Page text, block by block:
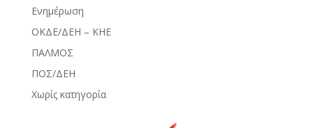
Ενημέρωση
ΟΚΔΕ/ΔΕΗ – ΚΗΕ
ΠΑΛΜΟΣ
ΠΟΣ/ΔΕΗ
Χωρίς κατηγορία